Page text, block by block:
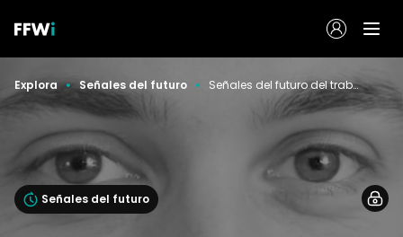
Explora Señales del futuro Señales del futuro del trabajo (Jul. 2020)
Señales del futuro